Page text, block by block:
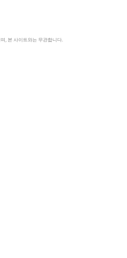
, 본 사이트와는 무관합니다.